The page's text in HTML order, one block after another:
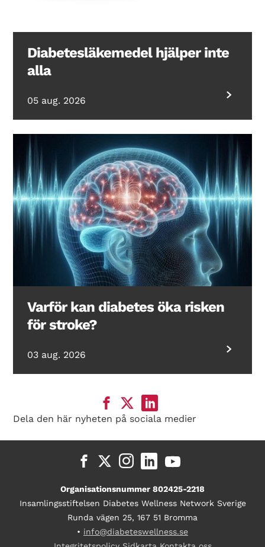
Diabetesläkemedel hjälper inte
alla
05 aug. 2026
Varför kan diabetes öka risken
för stroke?
03 aug. 2026
Dela den här nyheten på sociala medier
Organisationsnummer 802425-2218
Insamlingsstiftelsen Diabetes Wellness Network Sverige
Runda vägen 25, 167 51 Bromma
• info@diabeteswellness.se